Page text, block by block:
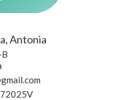
Antonia